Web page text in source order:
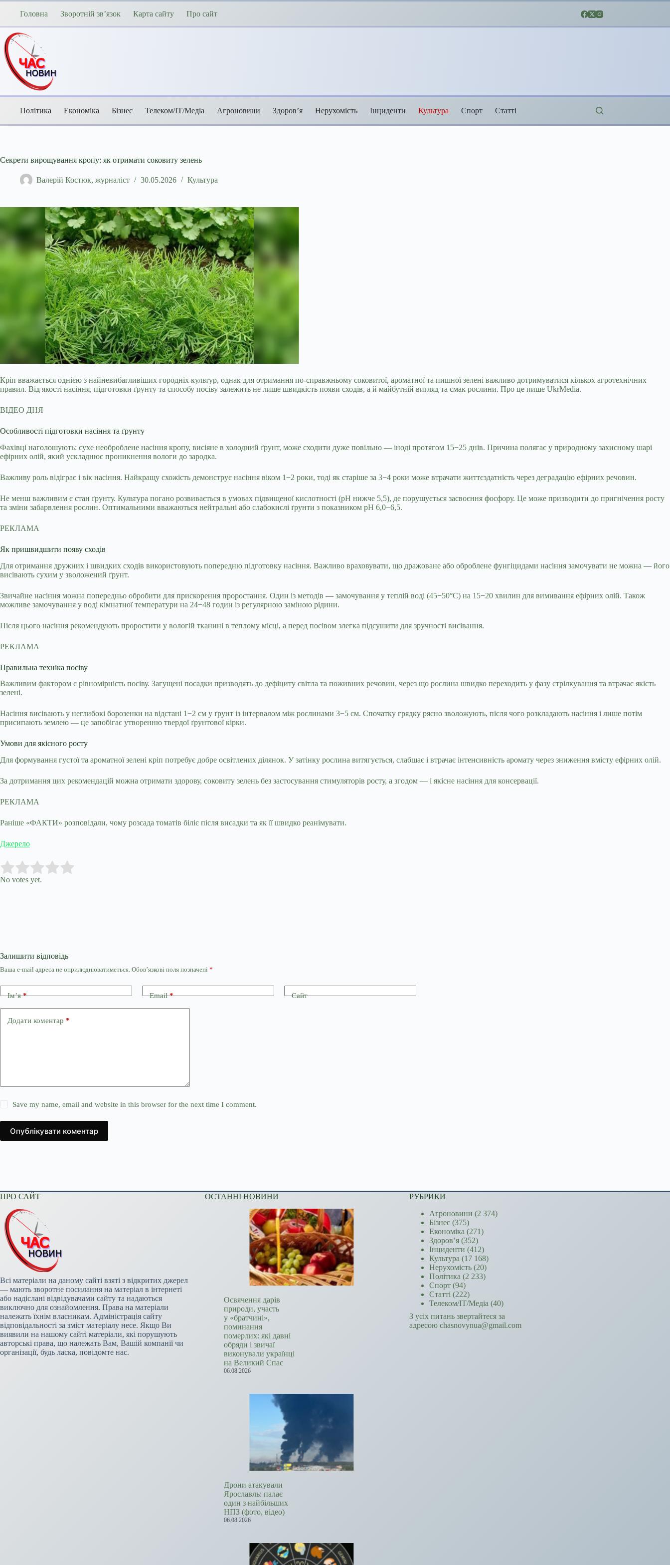
Перейти
Головна Зворотній зв’язок Карта сайту Про сайт
Політика Економіка Бізнес Телеком/ІТ/Медіа Агроновини Здоров’я Нерухомість Інциденти Культура Спорт Статті
Секрети вирощування кропу: як отримати соковиту зелень
Валерій Костюк, журналіст 30.05.2026 Культура
Кріп вважається однією з найневибагливіших городніх культур, однак для отримання по-справжньому соковитої, ароматної та пишної зелені важливо дотримуватися кількох агротехнічних
правил. Від якості насіння, підготовки ґрунту та способу посіву залежить не лише швидкість появи сходів, а й майбутній вигляд та смак рослини. Про це пише UkrMedia.
ВІДЕО ДНЯ
Особливості підготовки насіння та ґрунту
Фахівці наголошують: сухе необроблене насіння кропу, висіяне в холодний ґрунт, може сходити дуже повільно — іноді протягом 15−25 днів. Причина полягає у природному захисному шарі
ефірних олій, який ускладнює проникнення вологи до зародка.
Важливу роль відіграє і вік насіння. Найкращу схожість демонструє насіння віком 1−2 роки, тоді як старіше за 3−4 роки може втрачати життєздатність через деградацію ефірних речовин.
Не менш важливим є стан ґрунту. Культура погано розвивається в умовах підвищеної кислотності (pH нижче 5,5), де порушується засвоєння фосфору. Це може призводити до пригнічення росту
та зміни забарвлення рослин. Оптимальними вважаються нейтральні або слабокислі ґрунти з показником pH 6,0−6,5.
РЕКЛАМА
Як пришвидшити появу сходів
Для отримання дружних і швидких сходів використовують попередню підготовку насіння. Важливо враховувати, що дражоване або оброблене фунгіцидами насіння замочувати не можна — його
висівають сухим у зволожений ґрунт.
Звичайне насіння можна попередньо обробити для прискорення проростання. Один із методів — замочування у теплій воді (45−50°C) на 15−20 хвилин для вимивання ефірних олій. Також
можливе замочування у воді кімнатної температури на 24−48 годин із регулярною заміною рідини.
Після цього насіння рекомендують проростити у вологій тканині в теплому місці, а перед посівом злегка підсушити для зручності висівання.
РЕКЛАМА
Правильна техніка посіву
Важливим фактором є рівномірність посіву. Загущені посадки призводять до дефіциту світла та поживних речовин, через що рослина швидко переходить у фазу стрілкування та втрачає якість
зелені.
Насіння висівають у неглибокі борозенки на відстані 1−2 см у ґрунт із інтервалом між рослинами 3−5 см. Спочатку грядку рясно зволожують, після чого розкладають насіння і лише потім
присипають землею — це запобігає утворенню твердої ґрунтової кірки.
Умови для якісного росту
Для формування густої та ароматної зелені кріп потребує добре освітлених ділянок. У затінку рослина витягується, слабшає і втрачає інтенсивність аромату через зниження вмісту ефірних олій.
За дотримання цих рекомендацій можна отримати здорову, соковиту зелень без застосування стимуляторів росту, а згодом — і якісне насіння для консервації.
РЕКЛАМА
Раніше «ФАКТИ» розповідали, чому розсада томатів біліє після висадки та як її швидко реанімувати.
Джерело
Rate this item:
No votes yet.
Залишити відповідь
Ваша e-mail адреса не оприлюднюватиметься. Обов’язкові поля позначені *
Ім’я* Email* Сайт
Додати коментар *
Save my name, email and website in this browser for the next time I comment.
Опублікувати коментар
ПРО САЙТ
Всі матеріали на даному сайті взяті з відкритих джерел
— мають зворотне посилання на матеріал в інтернеті
або надіслані відвідувачами сайту та надаються
виключно для ознайомлення. Права на матеріали
належать їхнім власникам. Адміністрація сайту
відповідальності за зміст матеріалу несе. Якщо Ви
виявили на нашому сайті матеріали, які порушують
авторські права, що належать Вам, Вашій компанії чи
організації, будь ласка, повідомте нас.
ОСТАННІ НОВИНИ
Освячення дарів
природи, участь
у «братчині»,
поминання
померлих: які давні
обряди і звичаї
виконували українці
на Великий Спас
06.08.2026
Дрони атакували
Ярославль: палає
один з найбільших
НПЗ (фото, відео)
06.08.2026
РУБРИКИ
Агроновини (2 374)
Бізнес (375)
Економіка (271)
Здоров’я (352)
Інциденти (412)
Культура (17 168)
Нерухомість (20)
Політика (2 233)
Спорт (94)
Статті (222)
Телеком/ІТ/Медіа (40)
З усіх питань звертайтеся за
адресою chasnovynua@gmail.com